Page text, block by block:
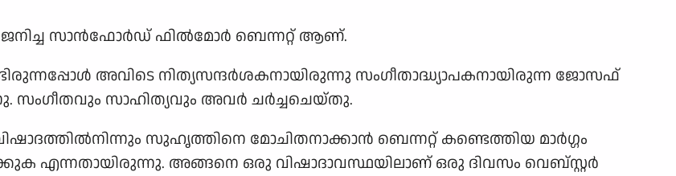
ജനിച്ച സാന്‍ഫോര്‍ഡ് ഫില്‍മോര്‍ ബെന്നറ്റ് ആണ്.
അവിടെ നിത്യസന്ദര്‍ശകനായിരുന്നു സംഗീതാദ്ധ്യാപകനായിരുന്ന ജോസഫ്
സാഹിത്യവും അവര്‍ ചര്‍ച്ചചെയ്തു.
സുഹൃത്തിനെ മോചിതനാക്കാന്‍ ബെന്നറ്റ് കണ്ടെത്തിയ മാര്‍ഗ്ഗം
എന്നതായിരുന്നു. അങ്ങനെ ഒരു വിഷാദാവസ്ഥയിലാണ് ഒരു ദിവസം വെബ്സ്റ്റര്‍